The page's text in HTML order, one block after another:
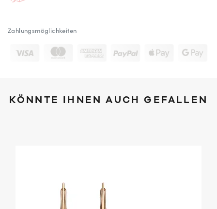
Zahlungsmöglichkeiten
KÖNNTE IHNEN AUCH GEFALLEN